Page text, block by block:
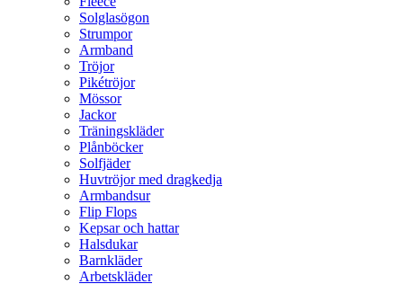
Solglasögon
Strumpor
Armband
Tröjor
Pikétröjor
Mössor
Jackor
Träningskläder
Plånböcker
Solfjäder
Huvtröjor med dragkedja
Armbandsur
Flip Flops
Kepsar och hattar
Halsdukar
Barnkläder
Arbetskläder